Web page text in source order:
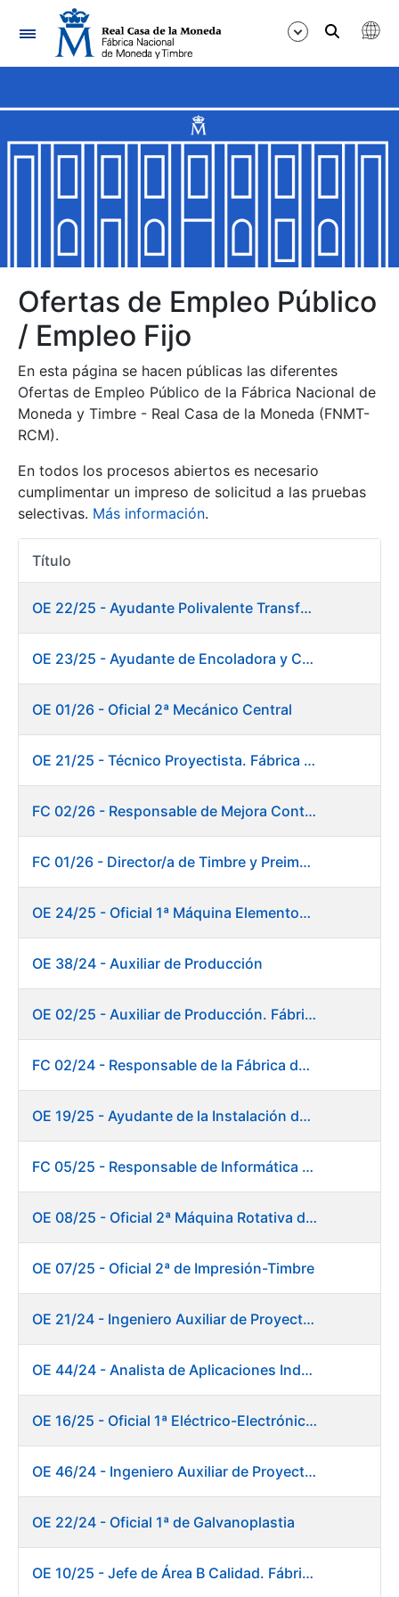
Navegación
Mostrar/Ocultar
Mostrar/Ocultar
Mostrar/Ocultar
Mostrar/Ocultar
Mostrar/Ocultar
Mostrar/Ocultar
Mostrar/Ocultar
Mostrar/Ocultar
Ofertas de Empleo Público
/ Empleo Fijo
En esta página se hacen públicas las diferentes
Ofertas de Empleo Público de la Fábrica Nacional de
Moneda y Timbre - Real Casa de la Moneda (FNMT-
RCM).
En todos los procesos abiertos es necesario
cumplimentar un impreso de solicitud a las pruebas
selectivas. Más información.
Título
OE 22/25 - Ayudante Polivalente Transformados/Acabados
OE 23/25 - Ayudante de Encoladora y Calandra Máquina de Papel. Fábrica de Papel
OE 01/26 - Oficial 2ª Mecánico Central
OE 21/25 - Técnico Proyectista. Fábrica de Papel
FC 02/26 - Responsable de Mejora Continua - Burgos
FC 01/26 - Director/a de Timbre y Preimpresión
OE 24/25 - Oficial 1ª Máquina Elementos de Seguridad
OE 38/24 - Auxiliar de Producción
OE 02/25 - Auxiliar de Producción. Fábrica de Papel
FC 02/24 - Responsable de la Fábrica de Papel (Burgos)
OE 19/25 - Ayudante de la Instalación de Preparación de Pastas. Fábrica de Papel
FC 05/25 - Responsable de Informática de Sistemas y Atención a Usuarios
OE 08/25 - Oficial 2ª Máquina Rotativa de Sellos
OE 07/25 - Oficial 2ª de Impresión-Timbre
OE 21/24 - Ingeniero Auxiliar de Proyectos
OE 44/24 - Analista de Aplicaciones Industriales
OE 16/25 - Oficial 1ª Eléctrico-Electrónico Fábrica Papel
OE 46/24 - Ingeniero Auxiliar de Proyectos. Ceres
OE 22/24 - Oficial 1ª de Galvanoplastia
OE 10/25 - Jefe de Área B Calidad. Fábrica Papel